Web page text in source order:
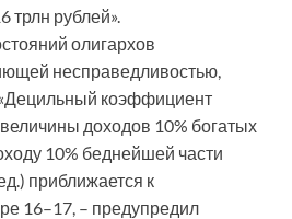
трлн рублей».
олигархов
несправедливостью,
коэффициент
доходов 10% богатых
10% беднейшей части
приближается к
16–17, – предупредил